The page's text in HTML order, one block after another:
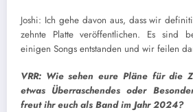
Joshi: Ich gehe davon aus, dass wir
zehnte Platte veröffentlichen. Es sind
einigen Songs entstanden und wir feilen
VRR: Wie sehen eure Pläne für die
etwas Überraschendes oder
freut ihr euch als Band im Jahr 2024?